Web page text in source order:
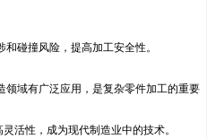
碰撞风险，提高加工安全性。
域有广泛应用，是复杂零件加工的重要
活性，成为现代制造业中的技术。